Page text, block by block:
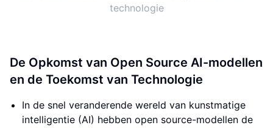
technologie
De Opkomst van Open Source AI-modellen
en de Toekomst van Technologie
In de snel veranderende wereld van kunstmatige
intelligentie (AI) hebben open source-modellen de